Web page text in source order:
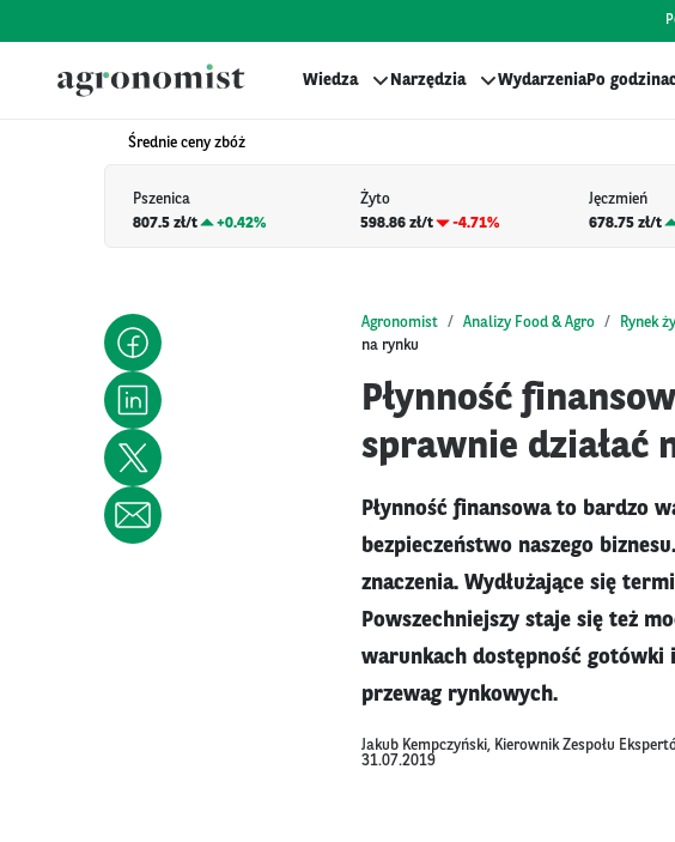
Wiedza Narzędzia WydarzeniaPo
Średnie ceny zbóż
Pszenica
807.5 zł/t
+0.42%
Żyto
598.86 zł/t
-4.71%
Jęczmień
678.75 zł/t
Agronomist Analizy Food & Agro Rynek
na rynku
Płynność
sprawnie działać
Płynność finansowa to bardzo
bezpieczeństwo naszego
znaczenia. Wydłużające się
Powszechniejszy staje się też
warunkach dostępność gotówki
przewag rynkowych.
Jakub Kempczyński, Kierownik Zespołu
31.07.2019